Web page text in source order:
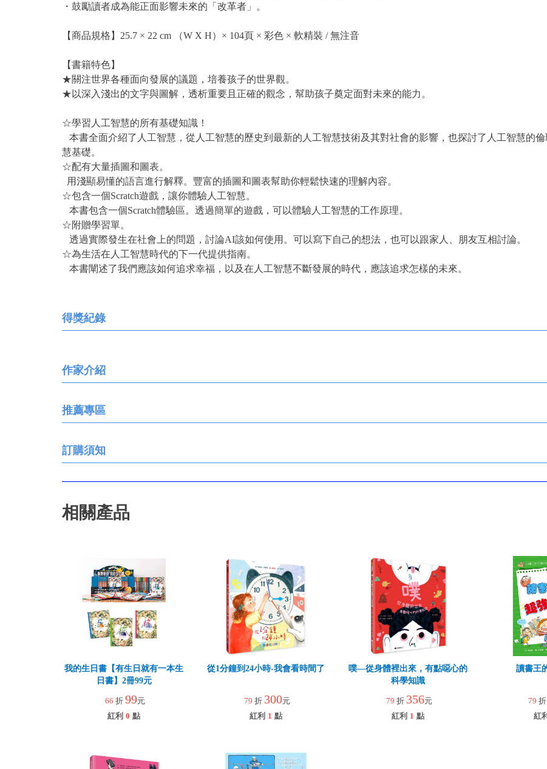
・鼓勵讀者成為能正面影響未來的「改革者」。
【商品規格】25.7 × 22 cm （W X H）× 104頁 × 彩色 × 軟精裝 / 無注音
【書籍特色】
★關注世界各種面向發展的議題，培養孩子的世界觀。
★以深入淺出的文字與圖解，透析重要且正確的觀念，幫助孩子奠定面對未來的能力。
☆學習人工智慧的所有基礎知識！
本書全面介紹了人工智慧，從人工智慧的歷史到最新的人工智慧技術及其對社會的影響，也探討了人工智慧的
慧基礎。
☆配有大量插圖和圖表。
用淺顯易懂的語言進行解釋。豐富的插圖和圖表幫助你輕鬆快速的理解內容。
☆包含一個Scratch遊戲，讓你體驗人工智慧。
本書包含一個Scratch體驗區。透過簡單的遊戲，可以體驗人工智慧的工作原理。
☆附贈學習單。
透過實際發生在社會上的問題，討論AI該如何使用。可以寫下自己的想法，也可以跟家人、朋友互相討論。
☆為生活在人工智慧時代的下一代提供指南。
本書闡述了我們應該如何追求幸福，以及在人工智慧不斷發展的時代，應該追求怎樣的未來。
得獎紀錄
作家介紹
推薦專區
訂購須知
相關產品
我的生日書【有生日就有一本生
日書】2冊99元
66 折 99元
紅利 0 點
從1分鐘到24小時-我會看時間了
79 折 300元
紅利 1 點
噗—從身體裡出來，有點噁心的
科學知識
79 折 356元
紅利 1 點
讀書王
79 折
紅利